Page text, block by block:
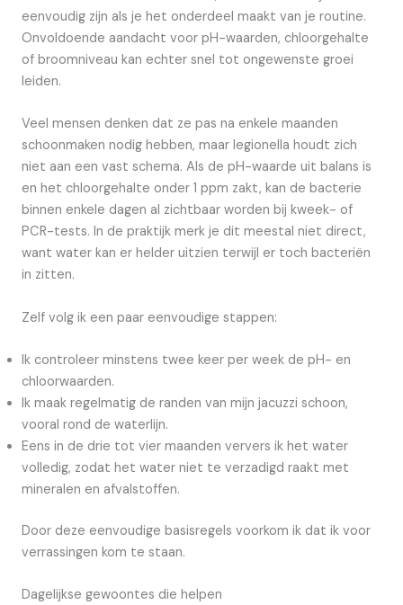
eenvoudig zijn als je het onderdeel maakt van je routine.
Onvoldoende aandacht voor pH-waarden, chloorgehalte
of broomniveau kan echter snel tot ongewenste groei
leiden.
Veel mensen denken dat ze pas na enkele maanden
schoonmaken nodig hebben, maar legionella houdt zich
niet aan een vast schema. Als de pH-waarde uit balans is
en het chloorgehalte onder 1 ppm zakt, kan de bacterie
binnen enkele dagen al zichtbaar worden bij kweek- of
PCR-tests. In de praktijk merk je dit meestal niet direct,
want water kan er helder uitzien terwijl er toch bacteriën
in zitten.
Zelf volg ik een paar eenvoudige stappen:
Ik controleer minstens twee keer per week de pH- en
chloorwaarden.
Ik maak regelmatig de randen van mijn jacuzzi schoon,
vooral rond de waterlijn.
Eens in de drie tot vier maanden ververs ik het water
volledig, zodat het water niet te verzadigd raakt met
mineralen en afvalstoffen.
Door deze eenvoudige basisregels voorkom ik dat ik voor
verrassingen kom te staan.
Dagelijkse gewoontes die helpen